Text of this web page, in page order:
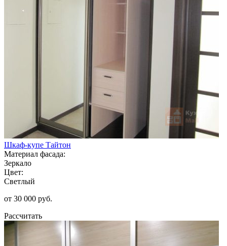
Шкаф-купе Тайтон
Материал фасада:
Зеркало
Цвет:
Светлый
от 30 000 руб.
Рассчитать